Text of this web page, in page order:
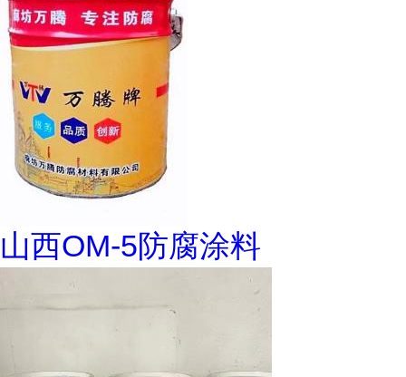
山西OM-5防腐涂料